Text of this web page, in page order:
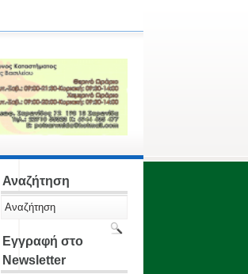
Αναζήτηση
Εγγραφή στο
Newsletter